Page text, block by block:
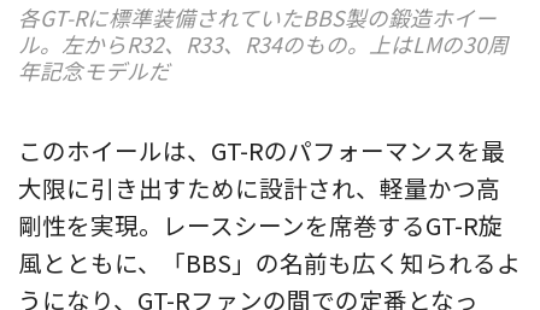
各GT-Rに標準装備されていたBBS製の鍛造ホイー
ル。左からR32、R33、R34のもの。上はLMの30周
年記念モデルだ
このホイールは、GT-Rのパフォーマンスを最
大限に引き出すために設計され、軽量かつ高
剛性を実現。レースシーンを席巻するGT-R旋
風とともに、「BBS」の名前も広く知られるよ
うになり、GT-Rファンの間での定番となっ